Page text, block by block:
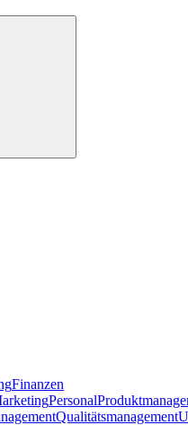
Finanzen
Personal
Qualitätsmanagement